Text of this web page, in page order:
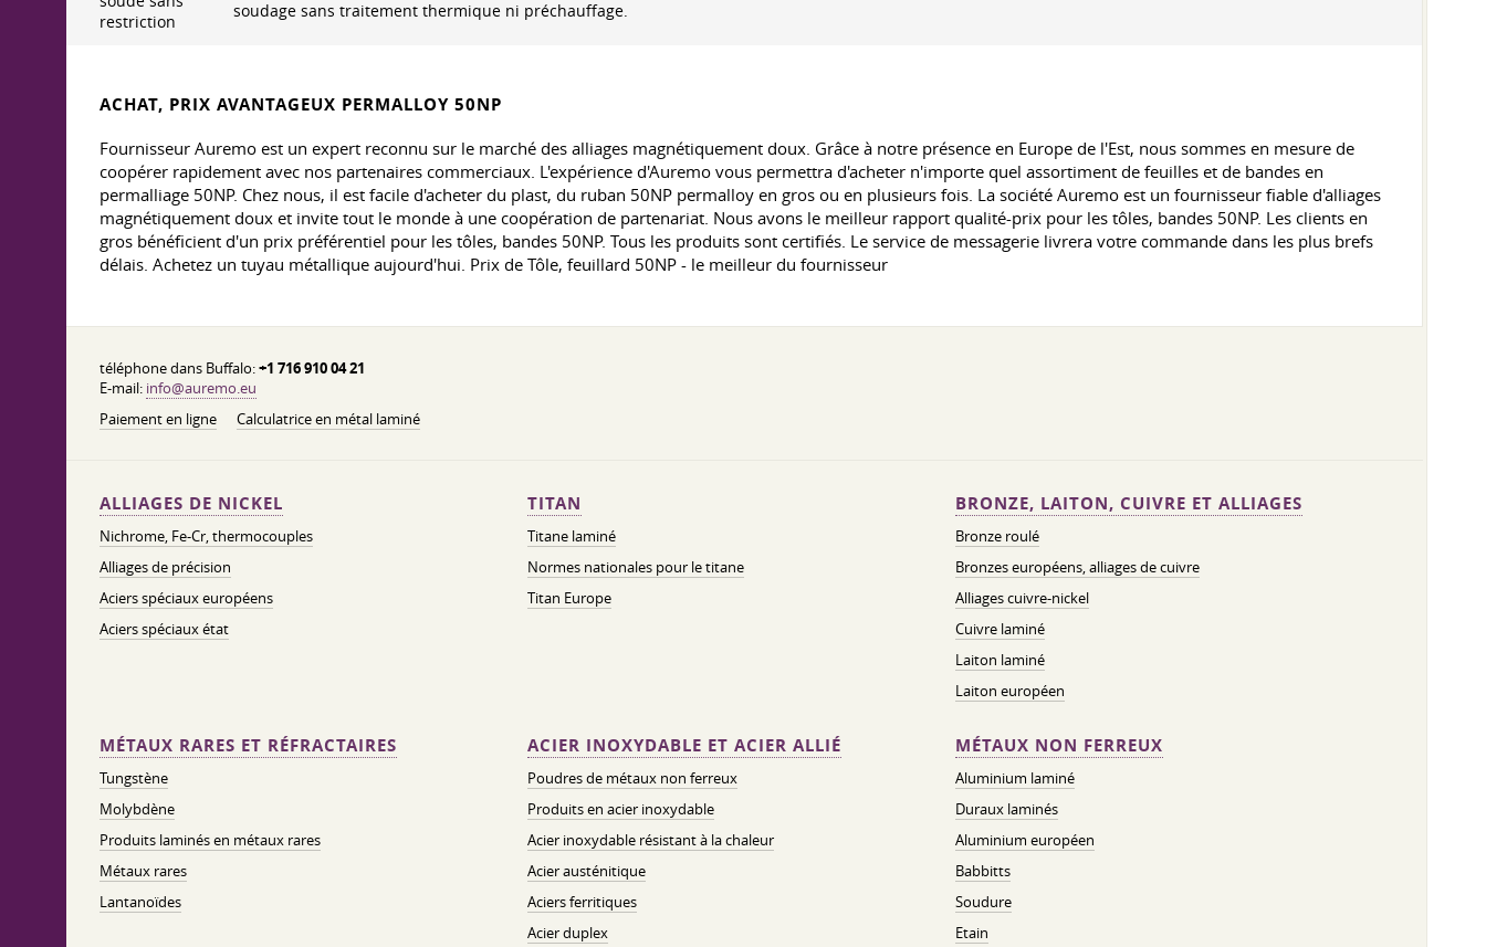
restriction
soudage sans traitement thermique ni préchauffage.
ACHAT, PRIX AVANTAGEUX PERMALLOY 50NP
Fournisseur Auremo est un expert reconnu sur le marché des alliages magnétiquement doux. Grâce à notre présence en Europe de l'Est, nous sommes en mesure de
coopérer rapidement avec nos partenaires commerciaux. L'expérience d'Auremo vous permettra d'acheter n'importe quel assortiment de feuilles et de bandes en
permalliage 50NP. Chez nous, il est facile d'acheter du plast, du ruban 50NP permalloy en gros ou en plusieurs fois. La société Auremo est un fournisseur fiable d'alliages
magnétiquement doux et invite tout le monde à une coopération de partenariat. Nous avons le meilleur rapport qualité-prix pour les tôles, bandes 50NP. Les clients en
gros bénéficient d'un prix préférentiel pour les tôles, bandes 50NP. Tous les produits sont certifiés. Le service de messagerie livrera votre commande dans les plus brefs
délais. Achetez un tuyau métallique aujourd'hui. Prix de Tôle, feuillard 50NP - le meilleur du fournisseur
téléphone dans Buffalo:+1 716 910 04 21
E-mail: info@auremo.eu
Paiement en ligne
Calculatrice en métal laminé
ALLIAGES DE NICKEL
Nichrome, Fe-Cr, thermocouples
Alliages de précision
Aciers spéciaux européens
Aciers spéciaux état
TITAN
Titane laminé
Normes nationales pour le titane
Titan Europe
BRONZE, LAITON, CUIVRE ET ALLIAGES
Bronze roulé
Bronzes européens, alliages de cuivre
Alliages cuivre-nickel
Cuivre laminé
Laiton laminé
Laiton européen
MÉTAUX RARES ET RÉFRACTAIRES
Tungstène
Molybdène
Produits laminés en métaux rares
Métaux rares
Lantanoïdes
ACIER INOXYDABLE ET ACIER ALLIÉ
Poudres de métaux non ferreux
Produits en acier inoxydable
Acier inoxydable résistant à la chaleur
Acier austénitique
Aciers ferritiques
Acier duplex
MÉTAUX NON FERREUX
Aluminium laminé
Duraux laminés
Aluminium européen
Babbitts
Soudure
Etain